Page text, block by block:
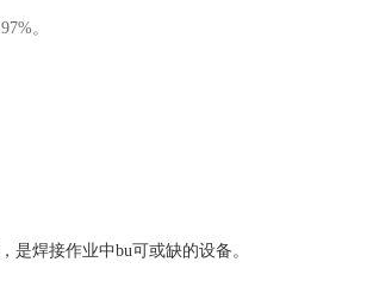
。
焊接作业中bu可或缺的设备。